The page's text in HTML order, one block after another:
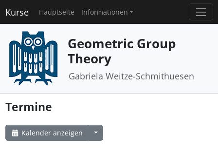
Kurse Hauptseite Informationen
Geometric Group
Theory
Gabriela Weitze-Schmithuesen
Termine
Kalender anzeigen